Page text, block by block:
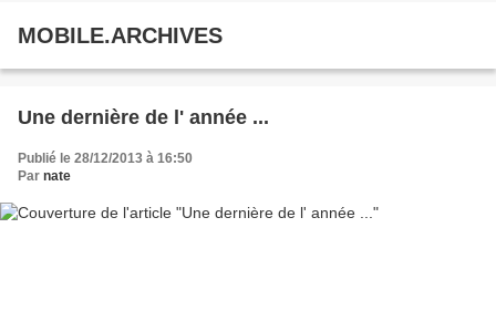
MOBILE.ARCHIVES
Une dernière de l' année ...
Publié le 28/12/2013 à 16:50
Par nate